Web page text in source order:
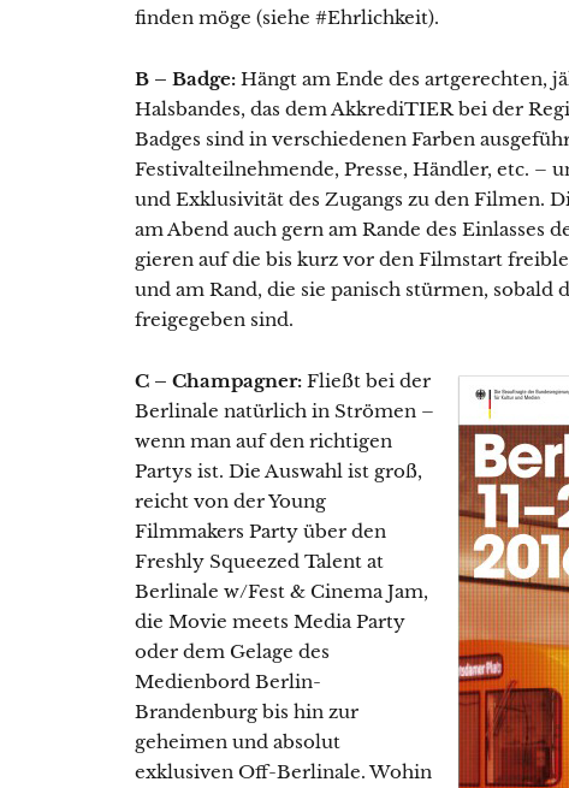
finden möge (siehe #Ehrlichkeit).
B – Badge: Hängt am Ende des artgerechten,
Halsbandes, das dem AkkrediTIER bei der
Badges sind in verschiedenen Farben
Festivalteilnehmende, Presse, Händler, etc. –
und Exklusivität des Zugangs zu den Filmen.
am Abend auch gern am Rande des Einlasses
gieren auf die bis kurz vor den Filmstart
und am Rand, die sie panisch stürmen, sobald
freigegeben sind.
C – Champagner: Fließt bei der
Berlinale natürlich in Strömen –
wenn man auf den richtigen
Partys ist. Die Auswahl ist groß,
reicht von der Young
Filmmakers Party über den
Freshly Squeezed Talent at
Berlinale w/Fest & Cinema Jam,
die Movie meets Media Party
oder dem Gelage des
Medienbord Berlin-
Brandenburg bis hin zur
geheimen und absolut
exklusiven Off-Berlinale. Wohin